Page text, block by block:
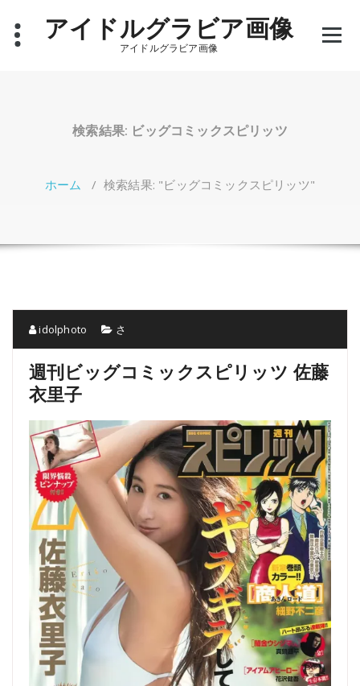
アイドルグラビア画像
アイドルグラビア画像
検索結果: ビッグコミックスピリッツ
ホーム / 検索結果: "ビッグコミックスピリッツ"
idolphoto さ
週刊ビッグコミックスピリッツ 佐藤
衣里子